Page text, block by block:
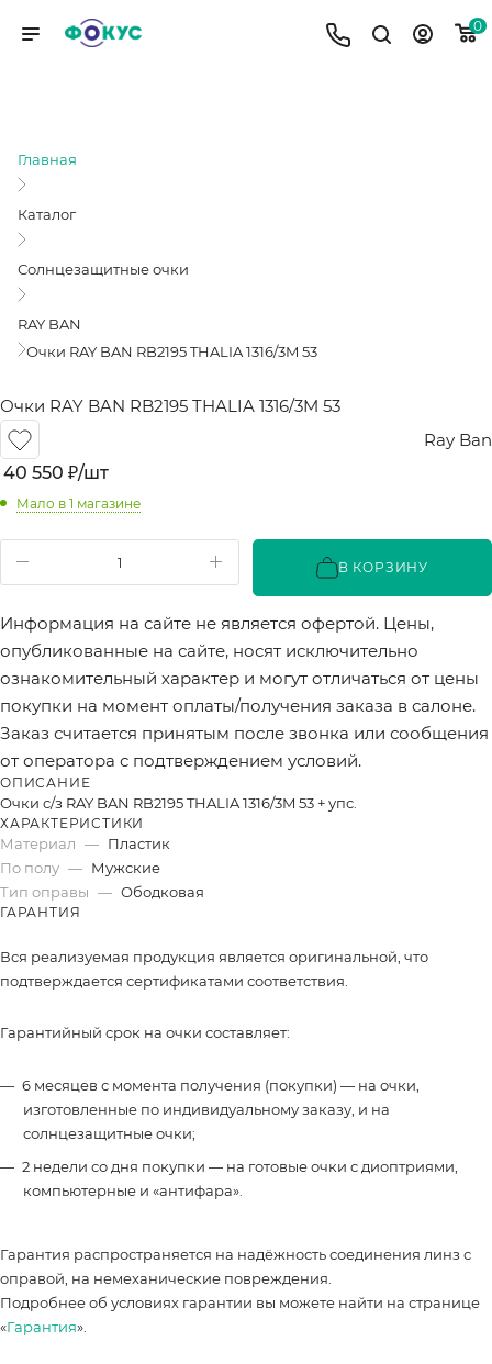
0
Главная
Каталог
Солнцезащитные очки
RAY BAN
Очки RAY BAN RB2195 THALIA 1316/3M 53
Очки RAY BAN RB2195 THALIA 1316/3M 53
Ray Ban
40 550 ₽/шт
Мало в 1 магазине
В КОРЗИНУ
Информация на сайте не является офертой. Цены,
опубликованные на сайте, носят исключительно
ознакомительный характер и могут отличаться от цены
покупки на момент оплаты/получения заказа в салоне.
Заказ считается принятым после звонка или сообщения
от оператора с подтверждением условий.
ОПИСАНИЕ
Очки с/з RAY BAN RB2195 THALIA 1316/3M 53 + упс.
ХАРАКТЕРИСТИКИ
Материал — Пластик
По полу — Мужские
Тип оправы — Ободковая
ГАРАНТИЯ
Вся реализуемая продукция является оригинальной, что
подтверждается сертификатами соответствия.
Гарантийный срок на очки составляет:
6 месяцев с момента получения (покупки) — на очки,
изготовленные по индивидуальному заказу, и на
солнцезащитные очки;
2 недели со дня покупки — на готовые очки с диоптриями,
компьютерные и «антифара».
Гарантия распространяется на надёжность соединения линз с
оправой, на немеханические повреждения.
Подробнее об условиях гарантии вы можете найти на странице
«Гарантия».